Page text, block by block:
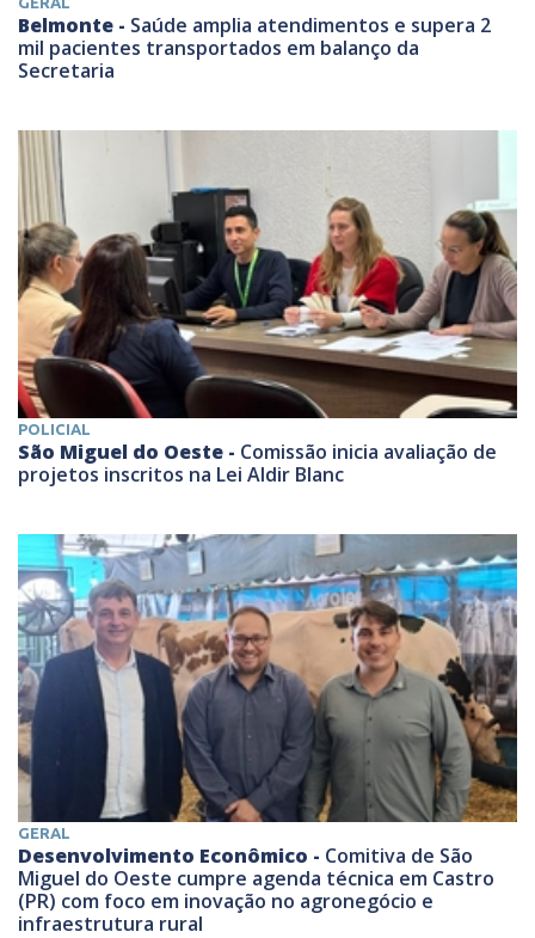
Belmonte - Saúde amplia atendimentos e supera 2
mil pacientes transportados em balanço da
Secretaria
POLICIAL
São Miguel do Oeste - Comissão inicia avaliação de
projetos inscritos na Lei Aldir Blanc
GERAL
Desenvolvimento Econômico - Comitiva de São
Miguel do Oeste cumpre agenda técnica em Castro
(PR) com foco em inovação no agronegócio e
infraestrutura rural